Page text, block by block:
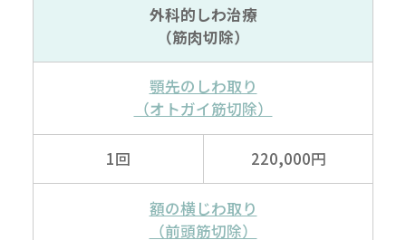
外科的しわ治療
（筋肉切除）
顎先のしわ取り
（オトガイ筋切除）
1回 220,000円
額の横じわ取り
（前頭筋切除）